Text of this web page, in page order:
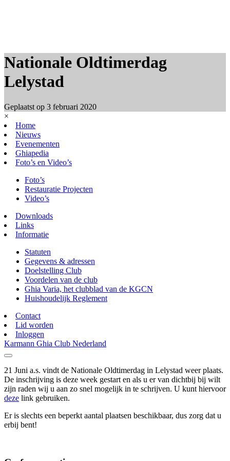
Nationale Oldtimerdag
Lelystad
Geplaatst op 3 februari 2020
×
Home
Nieuws
Evenementen
Ghiapedia
Foto’s en Video’s
Foto’s
Restauratie Projecten
Video’s
Downloads
Links
Informatie
Statuten
Gegevens & adressen
Doelstelling Club
Voordelen van de club
Ghia Varia, het clubblad van de KGCN
Huishoudelijk Reglement
Contact
Lid worden
Inloggen
Karmann Ghia Club Nederland
21 Juni a.s. vindt de Nationale Oldtimerdag in Lelystad weer plaats.
De inschrijving is deze week gestart en als u er van dichtbij bij wilt
zijn raden wij u aan zo snel mogelijk in te schrijven. U kunt hiervoor
deze link gebruiken.
Er is slechts een beperkt aantal plaatsen beschikbaar, dus zorg dat u
erbij bent!